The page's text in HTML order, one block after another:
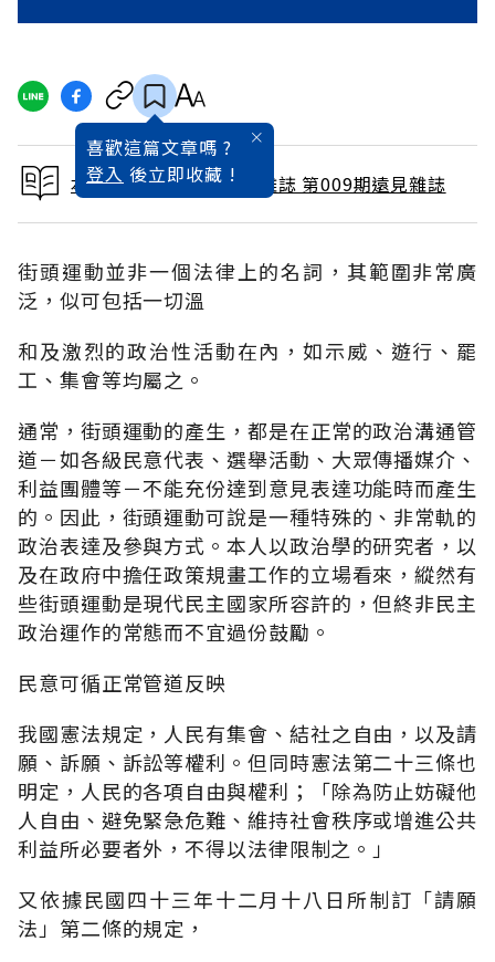
喜歡這篇文章嗎 ?
登入 後立即收藏 !
本文出自 1987 / 3月號雜誌 第009期遠見雜誌
街頭運動並非一個法律上的名詞，其範圍非常廣
泛，似可包括一切溫
和及激烈的政治性活動在內，如示威、遊行、罷
工、集會等均屬之。
通常，街頭運動的產生，都是在正常的政治溝通管
道－如各級民意代表、選舉活動、大眾傳播媒介、
利益團體等－不能充份達到意見表達功能時而產生
的。因此，街頭運動可說是一種特殊的、非常軌的
政治表達及參與方式。本人以政治學的研究者，以
及在政府中擔任政策規畫工作的立場看來，縱然有
些街頭運動是現代民主國家所容許的，但終非民主
政治運作的常態而不宜過份鼓勵。
民意可循正常管道反映
我國憲法規定，人民有集會、結社之自由，以及請
願、訴願、訴訟等權利。但同時憲法第二十三條也
明定，人民的各項自由與權利；「除為防止妨礙他
人自由、避免緊急危難、維持社會秩序或增進公共
利益所必要者外，不得以法律限制之。」
又依據民國四十三年十二月十八日所制訂「請願
法」第二條的規定，